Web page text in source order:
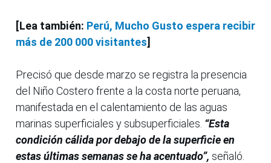
[Lea también: Perú, Mucho Gusto espera recibir
más de 200 000 visitantes]
Precisó que desde marzo se registra la presencia
del Niño Costero frente a la costa norte peruana,
manifestada en el calentamiento de las aguas
marinas superficiales y subsuperficiales. “Esta
condición cálida por debajo de la superficie en
estas últimas semanas se ha acentuado”, señaló.